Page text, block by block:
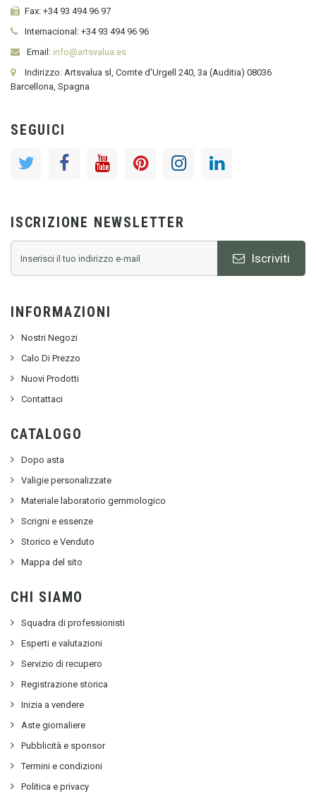
Fax: +34 93 494 96 97
Internacional: +34 93 494 96 96
Email: info@artsvalua.es
Indirizzo: Artsvalua sl, Comte d'Urgell 240, 3a (Auditia) 08036
Barcellona, Spagna
SEGUICI
ISCRIZIONE NEWSLETTER
Iscriviti
INFORMAZIONI
Nostri Negozi
Calo Di Prezzo
Nuovi Prodotti
Contattaci
CATALOGO
Dopo asta
Valigie personalizzate
Materiale laboratorio gemmologico
Scrigni e essenze
Storico e Venduto
Mappa del sito
CHI SIAMO
Squadra di professionisti
Esperti e valutazioni
Servizio di recupero
Registrazione storica
Inizia a vendere
Aste giornaliere
Pubblicità e sponsor
Termini e condizioni
Politica e privacy